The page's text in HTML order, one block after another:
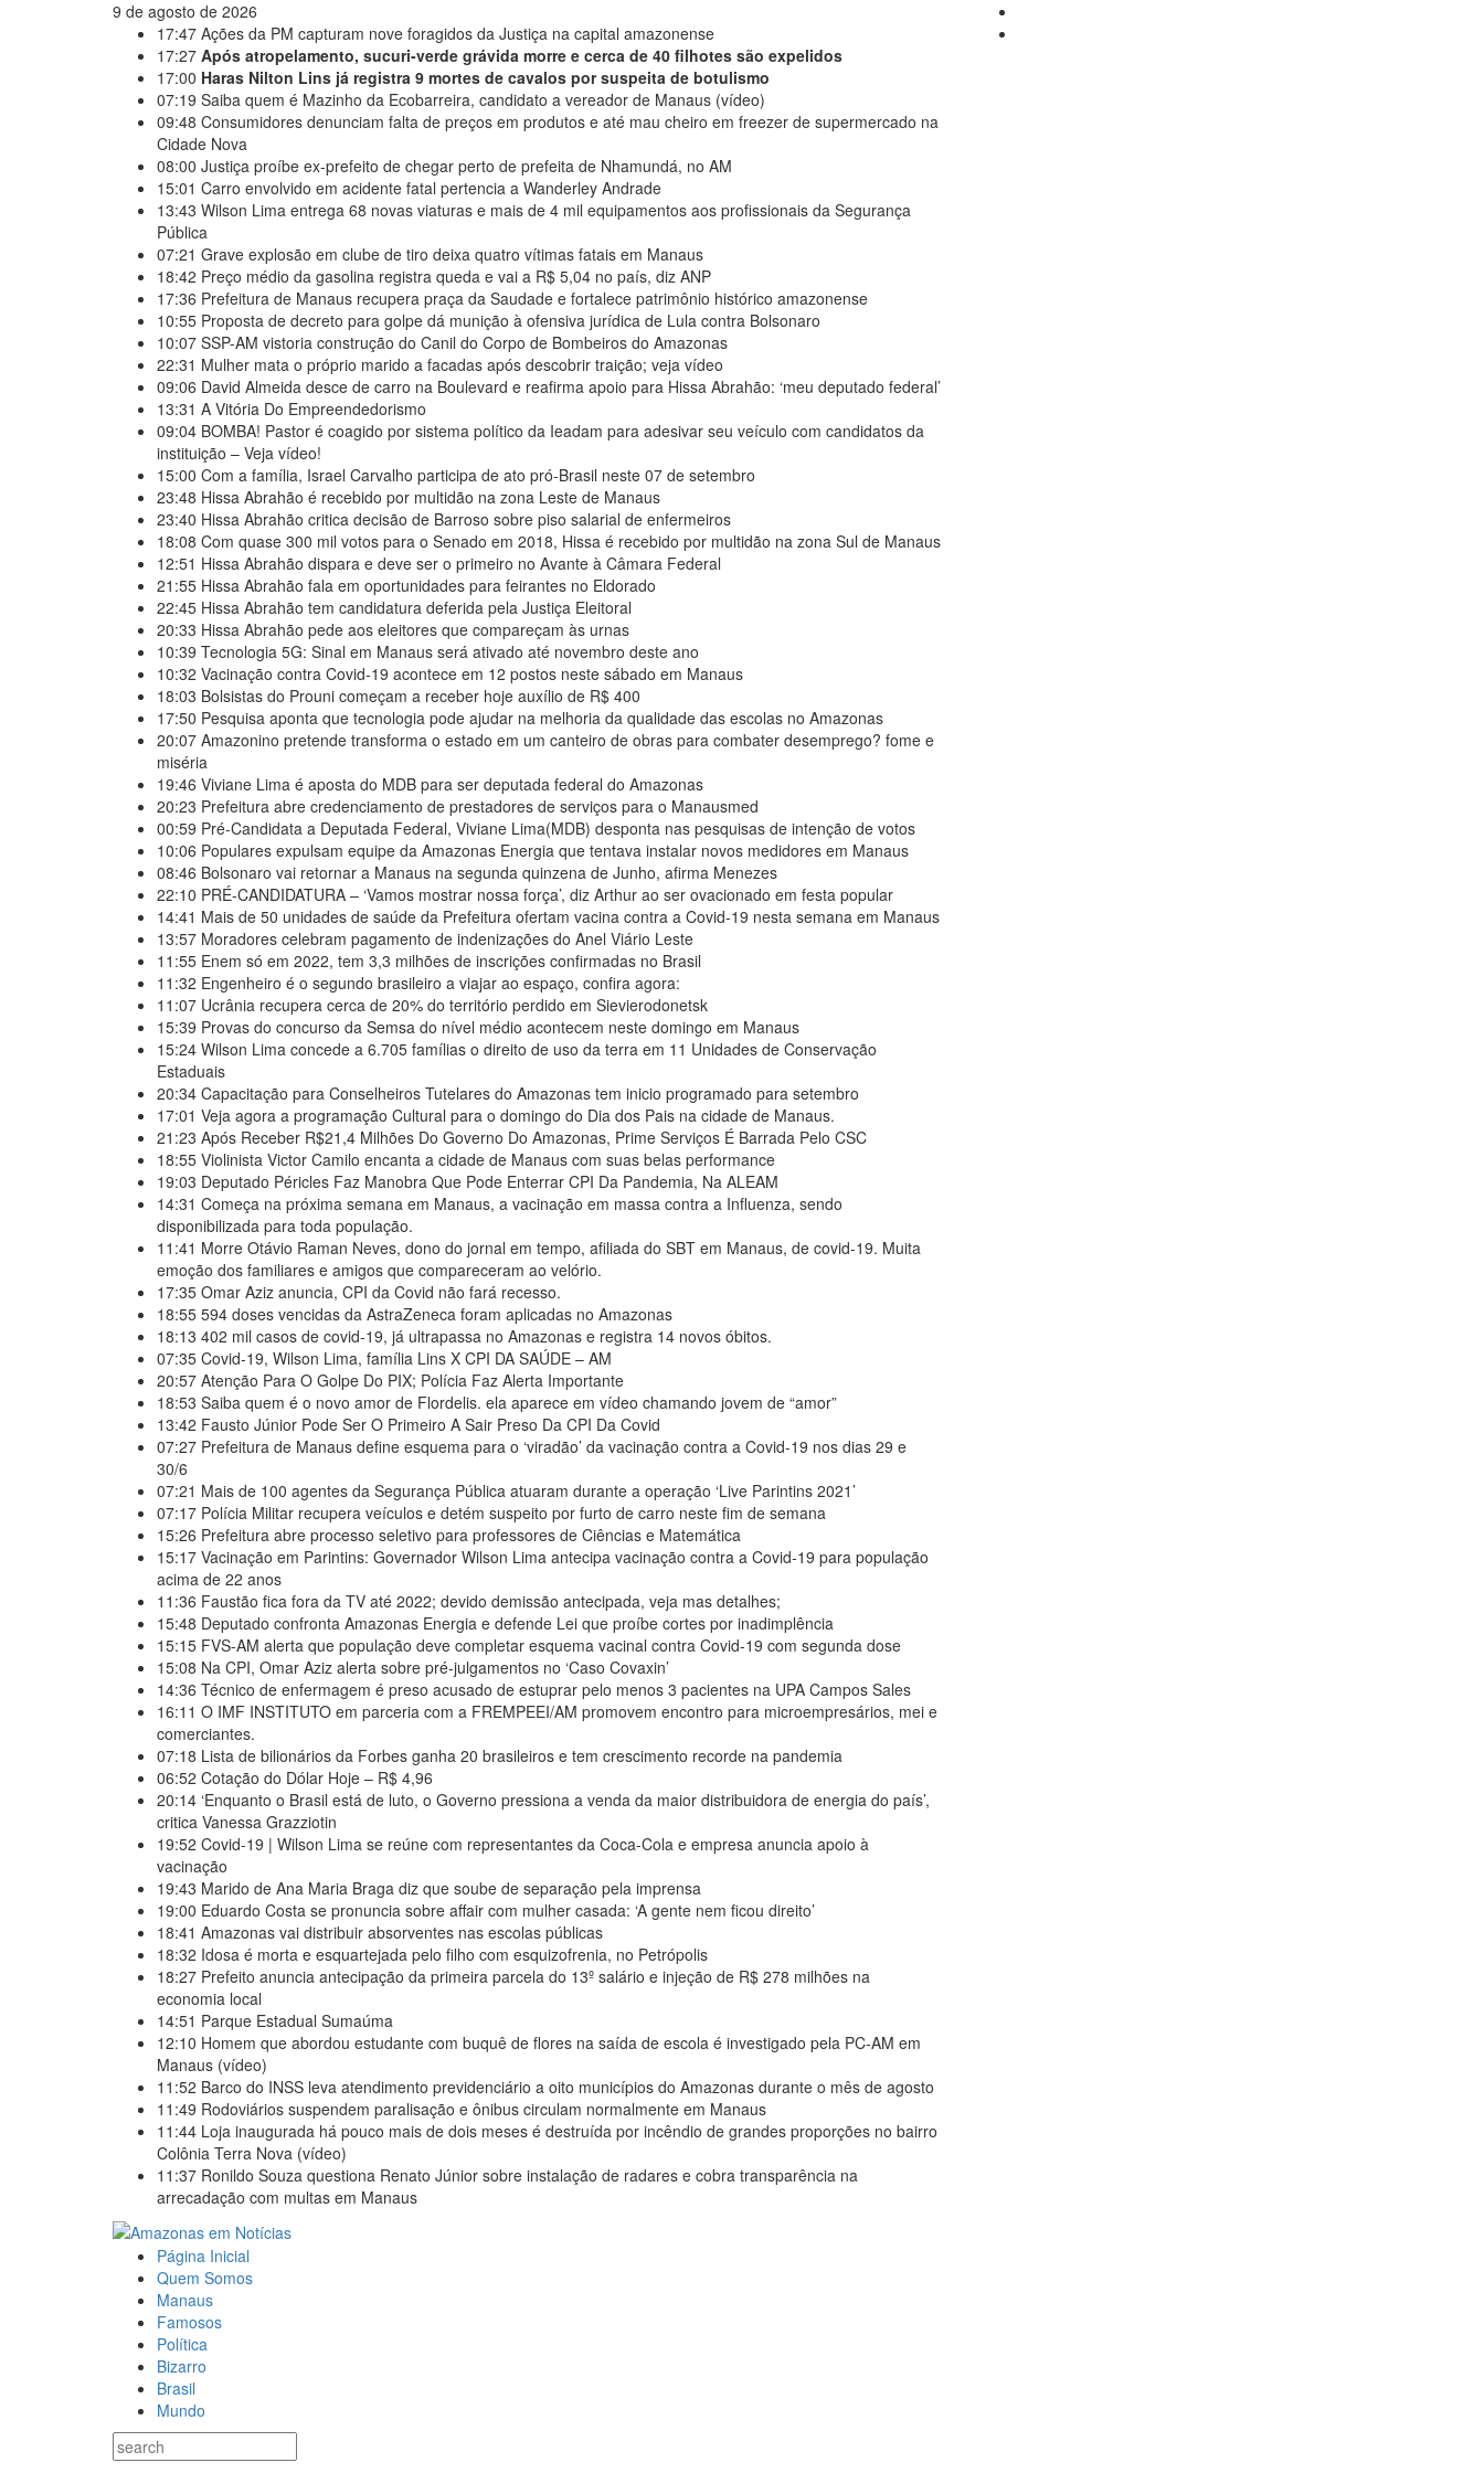
9 de agosto de 2026
17:47 Ações da PM capturam nove foragidos da Justiça na capital amazonense
17:27 Após atropelamento, sucuri-verde grávida morre e cerca de 40 filhotes são expelidos
17:00 Haras Nilton Lins já registra 9 mortes de cavalos por suspeita de botulismo
07:19 Saiba quem é Mazinho da Ecobarreira, candidato a vereador de Manaus (vídeo)
09:48 Consumidores denunciam falta de preços em produtos e até mau cheiro em freezer de supermercado na
Cidade Nova
08:00 Justiça proíbe ex-prefeito de chegar perto de prefeita de Nhamundá, no AM
15:01 Carro envolvido em acidente fatal pertencia a Wanderley Andrade
13:43 Wilson Lima entrega 68 novas viaturas e mais de 4 mil equipamentos aos profissionais da Segurança
Pública
07:21 Grave explosão em clube de tiro deixa quatro vítimas fatais em Manaus
18:42 Preço médio da gasolina registra queda e vai a R$ 5,04 no país, diz ANP
17:36 Prefeitura de Manaus recupera praça da Saudade e fortalece patrimônio histórico amazonense
10:55 Proposta de decreto para golpe dá munição à ofensiva jurídica de Lula contra Bolsonaro
10:07 SSP-AM vistoria construção do Canil do Corpo de Bombeiros do Amazonas
22:31 Mulher mata o próprio marido a facadas após descobrir traição; veja vídeo
09:06 David Almeida desce de carro na Boulevard e reafirma apoio para Hissa Abrahão: ‘meu deputado federal’
13:31 A Vitória Do Empreendedorismo
09:04 BOMBA! Pastor é coagido por sistema político da Ieadam para adesivar seu veículo com candidatos da
instituição – Veja vídeo!
15:00 Com a família, Israel Carvalho participa de ato pró-Brasil neste 07 de setembro
23:48 Hissa Abrahão é recebido por multidão na zona Leste de Manaus
23:40 Hissa Abrahão critica decisão de Barroso sobre piso salarial de enfermeiros
18:08 Com quase 300 mil votos para o Senado em 2018, Hissa é recebido por multidão na zona Sul de Manaus
12:51 Hissa Abrahão dispara e deve ser o primeiro no Avante à Câmara Federal
21:55 Hissa Abrahão fala em oportunidades para feirantes no Eldorado
22:45 Hissa Abrahão tem candidatura deferida pela Justiça Eleitoral
20:33 Hissa Abrahão pede aos eleitores que compareçam às urnas
10:39 Tecnologia 5G: Sinal em Manaus será ativado até novembro deste ano
10:32 Vacinação contra Covid-19 acontece em 12 postos neste sábado em Manaus
18:03 Bolsistas do Prouni começam a receber hoje auxílio de R$ 400
17:50 Pesquisa aponta que tecnologia pode ajudar na melhoria da qualidade das escolas no Amazonas
20:07 Amazonino pretende transforma o estado em um canteiro de obras para combater desemprego? fome e
miséria
19:46 Viviane Lima é aposta do MDB para ser deputada federal do Amazonas
20:23 Prefeitura abre credenciamento de prestadores de serviços para o Manausmed
00:59 Pré-Candidata a Deputada Federal, Viviane Lima(MDB) desponta nas pesquisas de intenção de votos
10:06 Populares expulsam equipe da Amazonas Energia que tentava instalar novos medidores em Manaus
08:46 Bolsonaro vai retornar a Manaus na segunda quinzena de Junho, afirma Menezes
22:10 PRÉ-CANDIDATURA – ‘Vamos mostrar nossa força’, diz Arthur ao ser ovacionado em festa popular
14:41 Mais de 50 unidades de saúde da Prefeitura ofertam vacina contra a Covid-19 nesta semana em Manaus
13:57 Moradores celebram pagamento de indenizações do Anel Viário Leste
11:55 Enem só em 2022, tem 3,3 milhões de inscrições confirmadas no Brasil
11:32 Engenheiro é o segundo brasileiro a viajar ao espaço, confira agora:
11:07 Ucrânia recupera cerca de 20% do território perdido em Sievierodonetsk
15:39 Provas do concurso da Semsa do nível médio acontecem neste domingo em Manaus
15:24 Wilson Lima concede a 6.705 famílias o direito de uso da terra em 11 Unidades de Conservação
Estaduais
20:34 Capacitação para Conselheiros Tutelares do Amazonas tem inicio programado para setembro
17:01 Veja agora a programação Cultural para o domingo do Dia dos Pais na cidade de Manaus.
21:23 Após Receber R$21,4 Milhões Do Governo Do Amazonas, Prime Serviços É Barrada Pelo CSC
18:55 Violinista Victor Camilo encanta a cidade de Manaus com suas belas performance
19:03 Deputado Péricles Faz Manobra Que Pode Enterrar CPI Da Pandemia, Na ALEAM
14:31 Começa na próxima semana em Manaus, a vacinação em massa contra a Influenza, sendo
disponibilizada para toda população.
11:41 Morre Otávio Raman Neves, dono do jornal em tempo, afiliada do SBT em Manaus, de covid-19. Muita
emoção dos familiares e amigos que compareceram ao velório.
17:35 Omar Aziz anuncia, CPI da Covid não fará recesso.
18:55 594 doses vencidas da AstraZeneca foram aplicadas no Amazonas
18:13 402 mil casos de covid-19, já ultrapassa no Amazonas e registra 14 novos óbitos.
07:35 Covid-19, Wilson Lima, família Lins X CPI DA SAÚDE – AM
20:57 Atenção Para O Golpe Do PIX; Polícia Faz Alerta Importante
18:53 Saiba quem é o novo amor de Flordelis. ela aparece em vídeo chamando jovem de “amor”
13:42 Fausto Júnior Pode Ser O Primeiro A Sair Preso Da CPI Da Covid
07:27 Prefeitura de Manaus define esquema para o ‘viradão’ da vacinação contra a Covid-19 nos dias 29 e
30/6
07:21 Mais de 100 agentes da Segurança Pública atuaram durante a operação ‘Live Parintins 2021’
07:17 Polícia Militar recupera veículos e detém suspeito por furto de carro neste fim de semana
15:26 Prefeitura abre processo seletivo para professores de Ciências e Matemática
15:17 Vacinação em Parintins: Governador Wilson Lima antecipa vacinação contra a Covid-19 para população
acima de 22 anos
11:36 Faustão fica fora da TV até 2022; devido demissão antecipada, veja mas detalhes;
15:48 Deputado confronta Amazonas Energia e defende Lei que proíbe cortes por inadimplência
15:15 FVS-AM alerta que população deve completar esquema vacinal contra Covid-19 com segunda dose
15:08 Na CPI, Omar Aziz alerta sobre pré-julgamentos no ‘Caso Covaxin’
14:36 Técnico de enfermagem é preso acusado de estuprar pelo menos 3 pacientes na UPA Campos Sales
16:11 O IMF INSTITUTO em parceria com a FREMPEEI/AM promovem encontro para microempresários, mei e
comerciantes.
07:18 Lista de bilionários da Forbes ganha 20 brasileiros e tem crescimento recorde na pandemia
06:52 Cotação do Dólar Hoje – R$ 4,96
20:14 ‘Enquanto o Brasil está de luto, o Governo pressiona a venda da maior distribuidora de energia do país’,
critica Vanessa Grazziotin
19:52 Covid-19 | Wilson Lima se reúne com representantes da Coca-Cola e empresa anuncia apoio à
vacinação
19:43 Marido de Ana Maria Braga diz que soube de separação pela imprensa
19:00 Eduardo Costa se pronuncia sobre affair com mulher casada: ‘A gente nem ficou direito’
18:41 Amazonas vai distribuir absorventes nas escolas públicas
18:32 Idosa é morta e esquartejada pelo filho com esquizofrenia, no Petrópolis
18:27 Prefeito anuncia antecipação da primeira parcela do 13º salário e injeção de R$ 278 milhões na
economia local
14:51 Parque Estadual Sumaúma
12:10 Homem que abordou estudante com buquê de flores na saída de escola é investigado pela PC-AM em
Manaus (vídeo)
11:52 Barco do INSS leva atendimento previdenciário a oito municípios do Amazonas durante o mês de agosto
11:49 Rodoviários suspendem paralisação e ônibus circulam normalmente em Manaus
11:44 Loja inaugurada há pouco mais de dois meses é destruída por incêndio de grandes proporções no bairro
Colônia Terra Nova (vídeo)
11:37 Ronildo Souza questiona Renato Júnior sobre instalação de radares e cobra transparência na
arrecadação com multas em Manaus
Página Inicial
Quem Somos
Manaus
Famosos
Política
Bizarro
Brasil
Mundo